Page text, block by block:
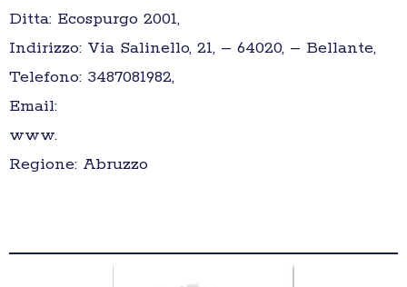
Ditta: Ecospurgo 2001,
Indirizzo: Via Salinello, 21, – 64020, – Bellante,
Telefono: 3487081982,
Email:
www.
Regione: Abruzzo